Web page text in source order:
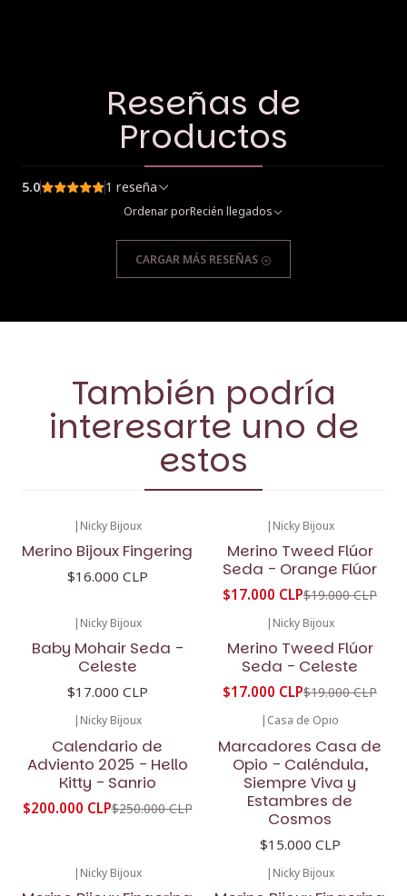
Reseñas de
Productos
5.0 1 reseña
Ordenar porRecién llegados
CARGAR MÁS RESEÑAS
También podría
interesarte uno de
estos
| Nicky Bijoux
Merino Bijoux Fingering
$16.000 CLP
| Nicky Bijoux
Merino Tweed Flúor
Seda - Orange Flúor
$17.000 CLP$19.000 CLP
| Nicky Bijoux
Baby Mohair Seda -
Celeste
$17.000 CLP
| Nicky Bijoux
Merino Tweed Flúor
Seda - Celeste
$17.000 CLP$19.000 CLP
Nicky Bijoux
Calendario de
Adviento 2025 - Hello
Kitty - Sanrio
$200.000 CLP$250.000 CLP
Casa de Opio
Marcadores Casa de
Opio - Caléndula,
Siempre Viva y
Estambres de
Cosmos
$15.000 CLP
| Nicky Bijoux | Nicky Bijoux